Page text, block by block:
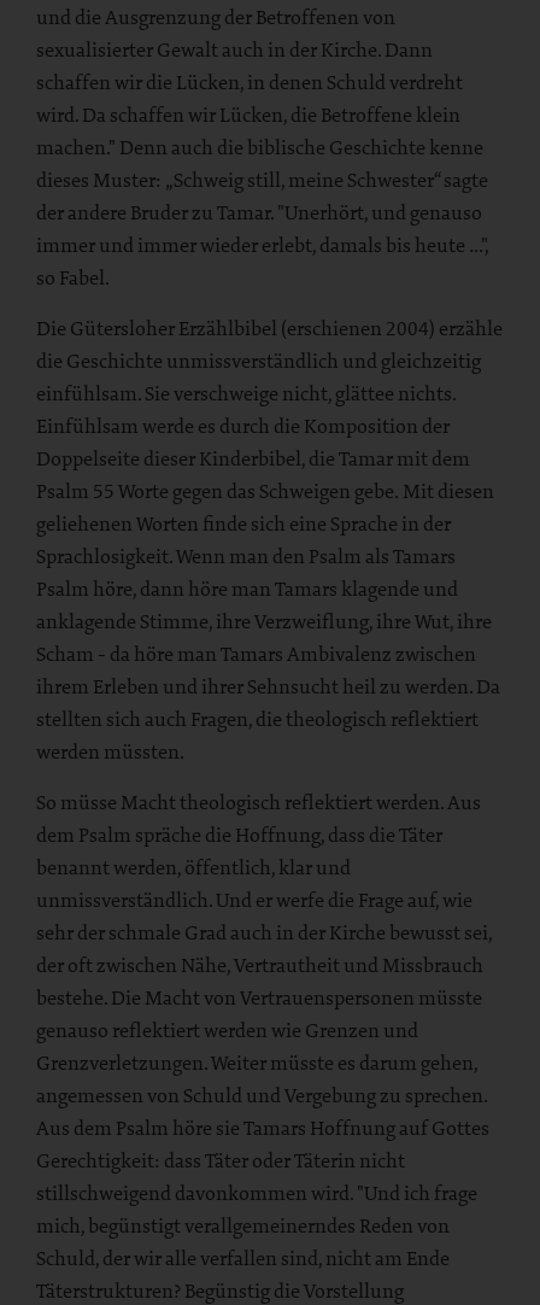
und die Ausgrenzung der Betroffenen von
sexualisierter Gewalt auch in der Kirche. Dann
schaffen wir die Lücken, in denen Schuld verdreht
wird. Da schaffen wir Lücken, die Betroffene klein
machen." Denn auch die biblische Geschichte kenne
dieses Muster: „Schweig still, meine Schwester“ sagte
der andere Bruder zu Tamar. "Unerhört, und genauso
immer und immer wieder erlebt, damals bis heute …",
so Fabel.
Die Gütersloher Erzählbibel (erschienen 2004) erzähle
die Geschichte unmissverständlich und gleichzeitig
einfühlsam. Sie verschweige nicht, glättee nichts.
Einfühlsam werde es durch die Komposition der
Doppelseite dieser Kinderbibel, die Tamar mit dem
Psalm 55 Worte gegen das Schweigen gebe. Mit diesen
geliehenen Worten finde sich eine Sprache in der
Sprachlosigkeit. Wenn man den Psalm als Tamars
Psalm höre, dann höre man Tamars klagende und
anklagende Stimme, ihre Verzweiflung, ihre Wut, ihre
Scham - da höre man Tamars Ambivalenz zwischen
ihrem Erleben und ihrer Sehnsucht heil zu werden. Da
stellten sich auch Fragen, die theologisch reflektiert
werden müssten.
So müsse Macht theologisch reflektiert werden. Aus
dem Psalm spräche die Hoffnung, dass die Täter
benannt werden, öffentlich, klar und
unmissverständlich. Und er werfe die Frage auf, wie
sehr der schmale Grad auch in der Kirche bewusst sei,
der oft zwischen Nähe, Vertrautheit und Missbrauch
bestehe. Die Macht von Vertrauenspersonen müsste
genauso reflektiert werden wie Grenzen und
Grenzverletzungen. Weiter müsste es darum gehen,
angemessen von Schuld und Vergebung zu sprechen.
Aus dem Psalm höre sie Tamars Hoffnung auf Gottes
Gerechtigkeit: dass Täter oder Täterin nicht
stillschweigend davonkommen wird. "Und ich frage
mich, begünstigt verallgemeinerndes Reden von
Schuld, der wir alle verfallen sind, nicht am Ende
Täterstrukturen? Begünstig die Vorstellung